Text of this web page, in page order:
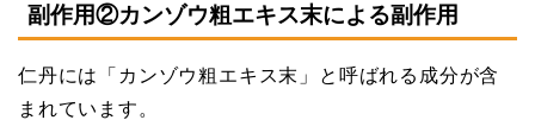
副作用②カンゾウ粗エキス末による副作用
仁丹には「カンゾウ粗エキス末」と呼ばれる成分が含
まれています。